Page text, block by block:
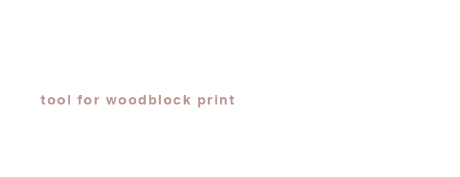
tool for woodblock print